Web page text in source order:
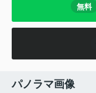
無料
パノラマ画像